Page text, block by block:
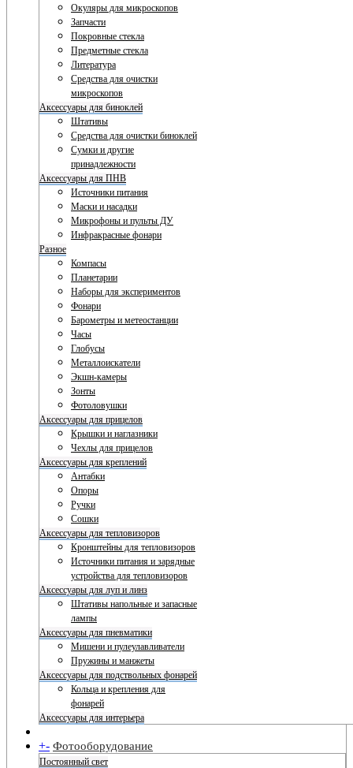
Окуляры для микроскопов
Запчасти
Покровные стекла
Предметные стекла
Литература
Средства для очистки
микроскопов
Аксессуары для биноклей
Штативы
Средства для очистки биноклей
Сумки и другие
принадлежности
Аксессуары для ПНВ
Источники питания
Маски и насадки
Микрофоны и пульты ДУ
Инфракрасные фонари
Разное
Компасы
Планетарии
Наборы для экспериментов
Фонари
Барометры и метеостанции
Часы
Глобусы
Металлоискатели
Экшн-камеры
Зонты
Фотоловушки
Аксессуары для прицелов
Крышки и наглазники
Чехлы для прицелов
Аксессуары для креплений
Антабки
Опоры
Ручки
Сошки
Аксессуары для тепловизоров
Кронштейны для тепловизоров
Источники питания и зарядные
устройства для тепловизоров
Аксессуары для луп и линз
Штативы напольные и запасные
лампы
Аксессуары для пневматики
Мишени и пулеулавливатели
Пружины и манжеты
Аксессуары для подствольных фонарей
Кольца и крепления для
фонарей
Аксессуары для интерьера
+- Фотооборудование
Постоянный свет